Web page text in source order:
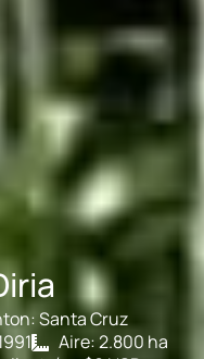
Santa Cruz
Aire: 2.800 ha